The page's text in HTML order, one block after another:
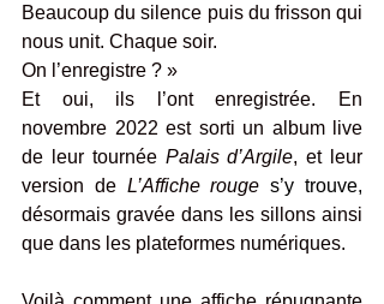
Beaucoup du silence puis du frisson qui
nous unit. Chaque soir.
On l’enregistre ? »
Et oui, ils l’ont enregistrée. En
novembre 2022 est sorti un album live
de leur tournée Palais d’Argile, et leur
version de L’Affiche rouge s’y trouve,
désormais gravée dans les sillons ainsi
que dans les plateformes numériques.